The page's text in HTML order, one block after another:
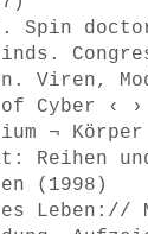
Spin
Viren,
Cyber ‹ ›
¬
Reihen
(1998)
Leben://